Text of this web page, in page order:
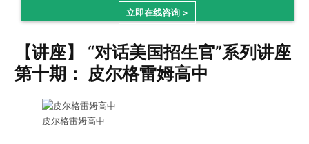
立即在线咨询 >
【讲座】 “对话美国招生官”系列讲座
第十期： 皮尔格雷姆高中
皮尔格雷姆高中